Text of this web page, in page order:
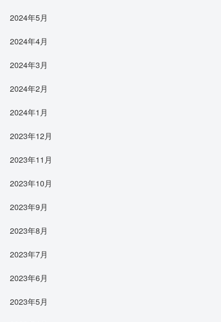
2024年5月
2024年4月
2024年3月
2024年2月
2024年1月
2023年12月
2023年11月
2023年10月
2023年9月
2023年8月
2023年7月
2023年6月
2023年5月